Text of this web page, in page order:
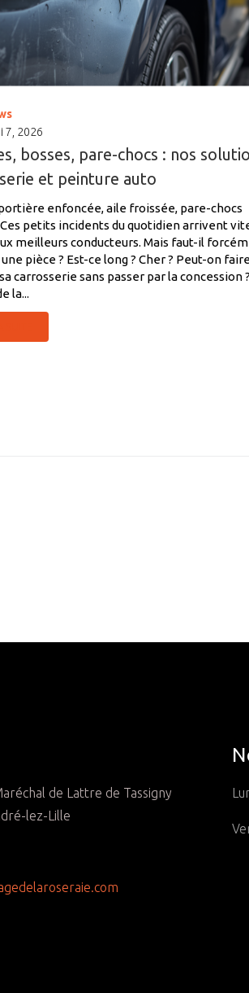
7, 2026
bosses, pare-chocs : nos
et peinture auto
enfoncée, aile froissée, pare-chocs
petits incidents du quotidien arrivent
meilleurs conducteurs. Mais faut-il
pièce ? Est-ce long ? Cher ? Peut-on
carrosserie sans passer par la concession
la...
de Lattre de Tassigny
lez-Lille